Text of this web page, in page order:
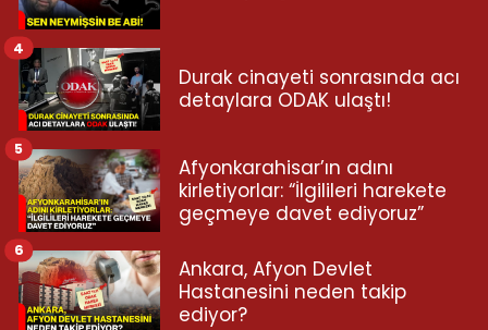
Durak cinayeti sonrasında acı
detaylara ODAK ulaştı!
4
Afyonkarahisar’ın adını
kirletiyorlar: “İlgilileri harekete
geçmeye davet ediyoruz”
5
Ankara, Afyon Devlet
Hastanesini neden takip
ediyor?
6